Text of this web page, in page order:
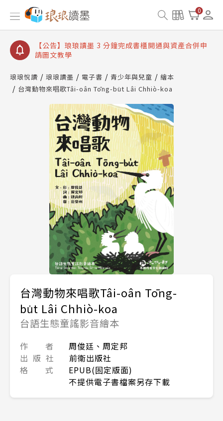
0
【公告】琅琅讀墨數位閱讀資產合併與書櫃開通申請
【公告】琅琅讀墨書櫃開通常見問題
【公告】琅琅讀墨 3 分鐘完成書櫃開通與資產合併申
請圖文教學
查詢
【公告】琅琅讀墨數位閱讀資產合併與書櫃開通申請
琅琅悅讀 琅琅讀墨 電子書 青少年與兒童
繪本
台灣動物來唱歌Tâi-oân Tōng-bu̍t Lâi Chhiò-koa
台灣動物來唱歌Tâi-oân Tōng-
bu̍t Lâi Chhiò-koa
台語生態童謠影音繪本
作 者
周俊廷、周定邦
出 版 社
前衛出版社
格 式
EPUB(固定版面)
不提供電子書檔案另存下載